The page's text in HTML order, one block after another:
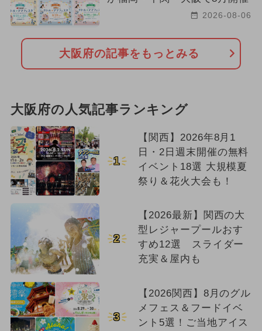
2026-08-06
大阪府の記事をもっとみる
大阪府の人気記事ランキング
1
【関西】2026年8月1
日・2日週末開催の無料
イベント18選 大規模夏
祭り＆花火大会も！
2
【2026最新】関西の大
型レジャープールおす
すめ12選 スライダー
充実＆屋内も
3
【2026関西】8月のグル
メフェス＆フードイベ
ント5選！ご当地アイス